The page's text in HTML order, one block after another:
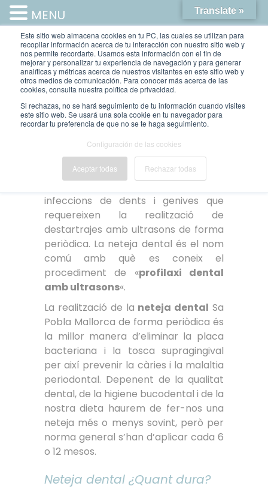
Este sitio web almacena cookies en tu PC, las cuales se utilizan para
recopilar información acerca de tu interacción con nuestro sitio web y
nos permite recordarte. Usamos esta información con el fin de
mejorar y personalizar tu experiencia de navegación y para generar
analíticas y métricas acerca de nuestros visitantes en este sitio web y
otros medios de comunicación. Para conocer más acerca de las
cookies, consulta nuestra política de privacidad.
Si rechazas, no se hará seguimiento de tu información cuando visites
este sitio web. Se usará una sola cookie en tu navegador para
recordar tu preferencia de que no se te haga seguimiento.
Configuración de las cookies
Aceptar todas Rechazar todas
NETEJA DENTAL
neteja dental
Sa Pobla Mallorca
infeccions de dents i genives que
requereixen la realització de
destartrajes amb ultrasons de forma
periòdica. La neteja dental és el nom
comú amb què es coneix el
procediment de «profilaxi dental
amb ultrasons«.
La realització de la neteja dental Sa
Pobla Mallorca de forma periòdica és
la millor manera d’eliminar la placa
bacteriana i la tosca supragingival
per així prevenir la càries i la malaltia
periodontal. Depenent de la qualitat
dental, de la higiene bucodental i de la
nostra dieta haurem de fer-nos una
neteja més o menys sovint, però per
norma general s’han d’aplicar cada 6
o 12 mesos.
Neteja dental ¿Quant dura?
Translate »
MENU